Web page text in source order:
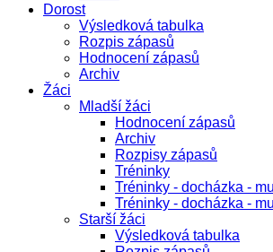
Dorost
Výsledková tabulka
Rozpis zápasů
Hodnocení zápasů
Archiv
Žáci
Mladší žáci
Hodnocení zápasů
Archiv
Rozpisy zápasů
Tréninky
Tréninky - docházka -
Tréninky - docházka -
Starší žáci
Výsledková tabulka